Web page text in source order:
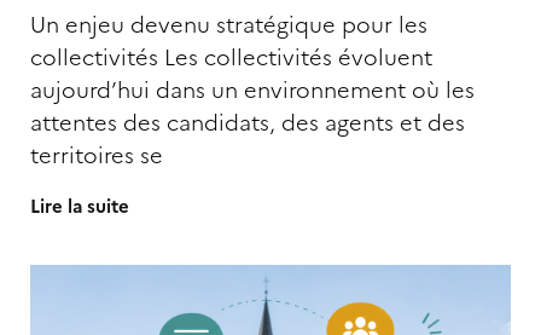
Un enjeu devenu stratégique pour les
collectivités Les collectivités évoluent
aujourd’hui dans un environnement où les
attentes des candidats, des agents et des
territoires se
Lire la suite